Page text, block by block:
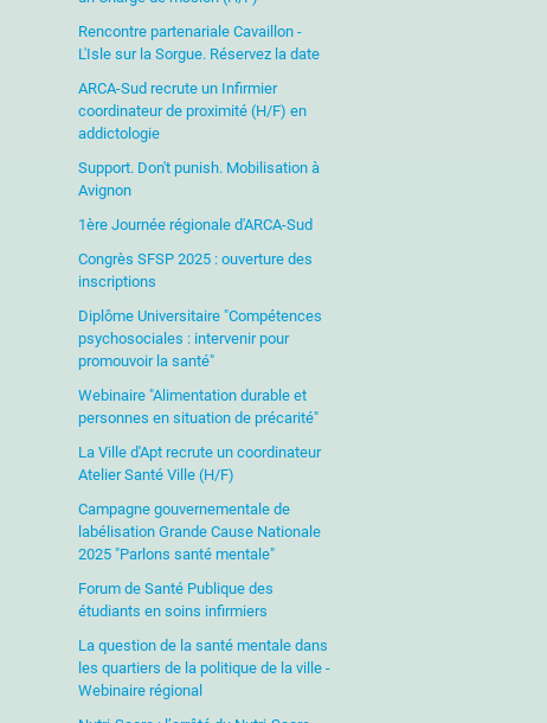
Rencontre partenariale Cavaillon -
L'Isle sur la Sorgue. Réservez la date
ARCA-Sud recrute un Infirmier
coordinateur de proximité (H/F) en
addictologie
Support. Don't punish. Mobilisation à
Avignon
1ère Journée régionale d'ARCA-Sud
Congrès SFSP 2025 : ouverture des
inscriptions
Diplôme Universitaire "Compétences
psychosociales : intervenir pour
promouvoir la santé"
Webinaire "Alimentation durable et
personnes en situation de précarité"
La Ville d'Apt recrute un coordinateur
Atelier Santé Ville (H/F)
Campagne gouvernementale de
labélisation Grande Cause Nationale
2025 "Parlons santé mentale"
Forum de Santé Publique des
étudiants en soins infirmiers
La question de la santé mentale dans
les quartiers de la politique de la ville -
Webinaire régional